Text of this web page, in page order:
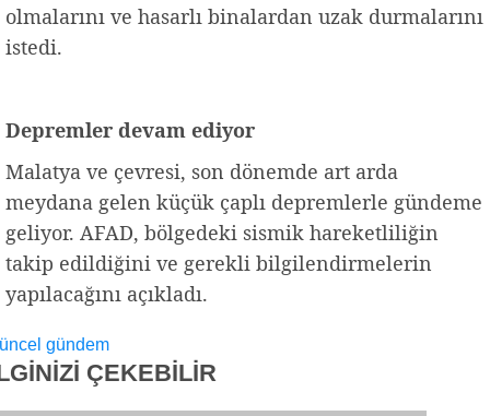
olmalarını ve hasarlı binalardan uzak durmalarını
istedi.
Depremler devam ediyor
Malatya ve çevresi, son dönemde art arda
meydana gelen küçük çaplı depremlerle gündeme
geliyor. AFAD, bölgedeki sismik hareketliliğin
takip edildiğini ve gerekli bilgilendirmelerin
yapılacağını açıkladı.
gündem
ÇEKEBİLİR